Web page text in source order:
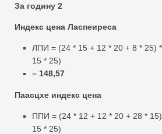
За годину 2
Индекс цена Ласпеиреса
ЛПИ = (24 * 15 + 12 * 20 + 8 * 25)
15 * 25)
= 148,57
Паасцхе индекс цена
ППИ = (24 * 12 + 12 * 20 + 28 *
15 * 25)